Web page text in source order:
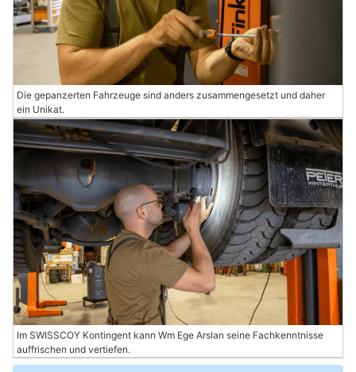
Die gepanzerten Fahrzeuge sind anders zusammengesetzt und daher
ein Unikat.
Im SWISSCOY Kontingent kann Wm Ege Arslan seine Fachkenntnisse
auffrischen und vertiefen.